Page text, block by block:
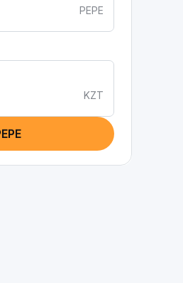
PEPE
KZT